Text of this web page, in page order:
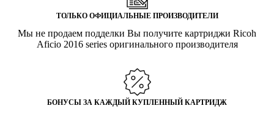
ТОЛЬКО ОФИЦИАЛЬНЫЕ ПРОИЗВОДИТЕЛИ
Мы не продаем подделки Вы получите картриджи Ricoh
Aficio 2016 series оригинального производителя
БОНУСЫ ЗА КАЖДЫЙ КУПЛЕННЫЙ КАРТРИДЖ